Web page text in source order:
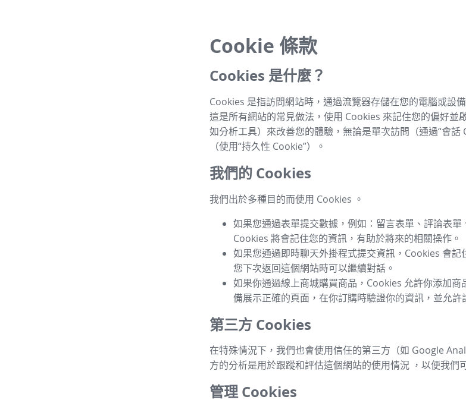
Cookie 條款
Cookies 是什麼？
Cookies 是指訪問網站時，通過流覽器存儲在您的電腦或設
這是所有網站的常見做法，使用 Cookies 來記住您的偏好並
如分析工具）來改善您的體驗，無論是單次訪問（通過“會話
（使用“持久性 Cookie”）。
我們的 Cookies
我們出於多種目的而使用 Cookies 。
如果您通過表單提交數據，例如：留言表單、評論表單
Cookies 將會記住您的資訊，有助於將來的相關操作。
如果您通過即時聊天外掛程式提交資訊，Cookies 會
您下次返回這個網站時可以繼續對話。
如果你通過線上商城購買商品，Cookies 允許你添加商
備展示正確的頁面，在你訂購時驗證你的資訊，並允許
第三方 Cookies
在特殊情況下，我們也會使用信任的第三方（如 Google
方的分析是用於跟蹤和評估這個網站的使用情況 ，以便我們
管理 Cookies